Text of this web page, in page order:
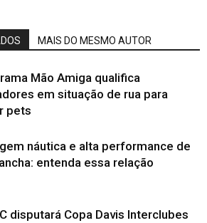
MAIS DO MESMO AUTOR
Mão Amiga qualifica
em situação de rua para
pets
náutica e alta performance de
entenda essa relação
disputará Copa Davis Interclubes